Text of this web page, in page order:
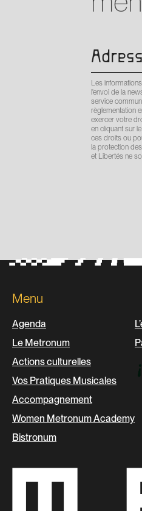
Les
l'envoi de la
service
règlementation
exercer votre
en cliquant sur
ces droits ou
la protection
et Libertés ne
Menu
Agenda
Le Metronum
Actions culturelles
Vos Pratiques Musicales
Accompagnement
Women Metronum Academy
Bistronum